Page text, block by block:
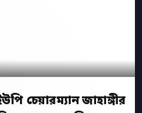
চেয়ারম্যান জাহাঙ্গীর